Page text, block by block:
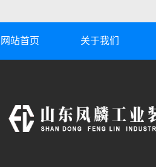
网站首页 关于我们